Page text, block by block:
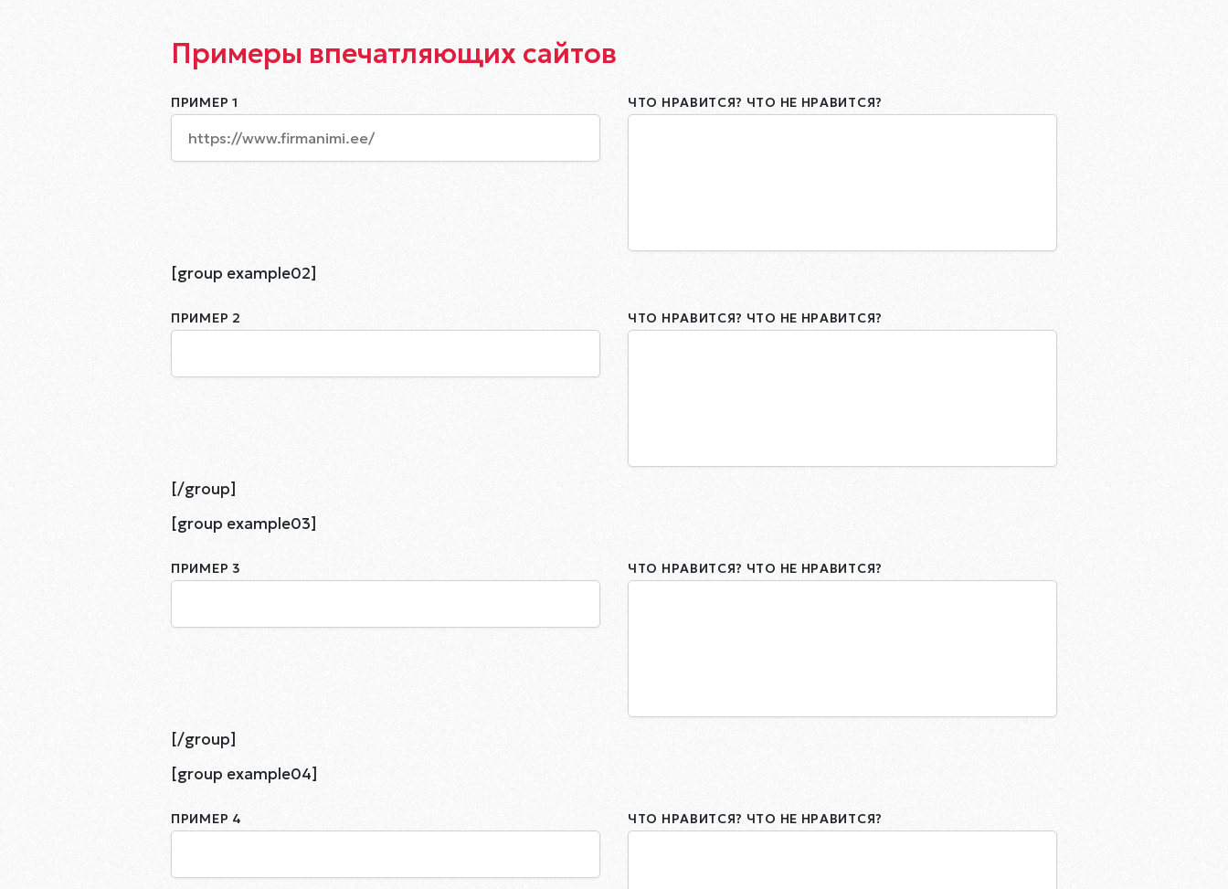
Примеры впечатляющих сайтов
ПРИМЕР 1 ЧТО НРАВИТСЯ? ЧТО НЕ НРАВИТСЯ?
[group example02]
ПРИМЕР 2 ЧТО НРАВИТСЯ? ЧТО НЕ НРАВИТСЯ?
[/group]
[group example03]
ПРИМЕР 3 ЧТО НРАВИТСЯ? ЧТО НЕ НРАВИТСЯ?
[/group]
[group example04]
ПРИМЕР 4 ЧТО НРАВИТСЯ? ЧТО НЕ НРАВИТСЯ?